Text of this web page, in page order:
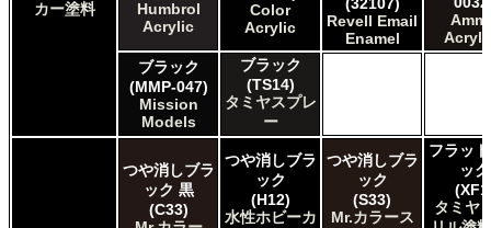
AMMO by Mig Jimenez Ammo Acrylics
Acrylicos Vallejo Vallejo Game Air
Acrylicos Vallejo Vallejo Game Color
Acrylicos Vallejo Vallejo Liquid Gold
Acrylicos Vallejo Vallejo Mecha Color
Acrylicos Vallejo Vallejo Metal Color
Acrylicos Vallejo Vallejo Model Air
Acrylicos Vallejo Vallejo Model Color
Acrylicos Vallejo Vallejo Panzer Aces
Citadel Colour Citadel
カー塗料
Humbrol
Acrylic
Color
Acrylic
(32107)
Revell Email
Enamel
ブラック
(MMP-047)
Mission
Models
ブラック
(TS14)
タミヤスプレ
ー
つや消しブラ
ック 黒
(C33)
つや消しブラ
ック
(H12)
水性ホビーカ
つや消しブラ
ック
(S33)
Mr.カラース
フラッ
ック
タミヤ